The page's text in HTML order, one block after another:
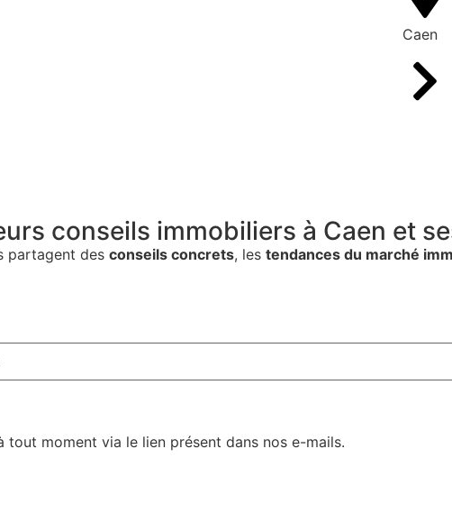
Caen
conseils immobiliers à Caen et
partagent des conseils concrets, les tendances du marché
tout moment via le lien présent dans nos e-mails.